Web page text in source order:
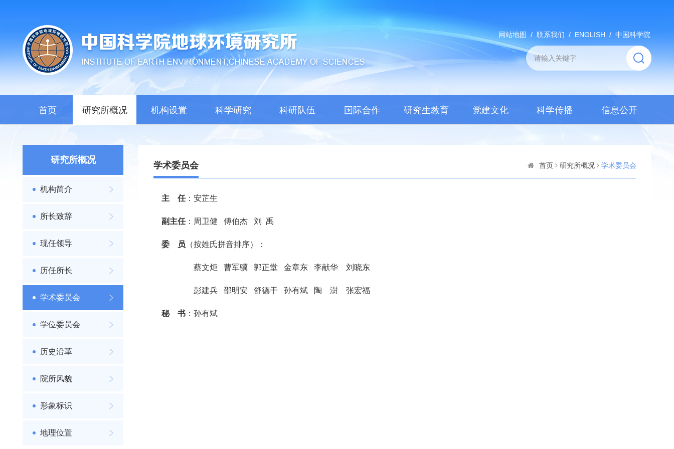
网站地图 / 联系我们 / ENGLISH / 中国科学院
首页 研究所概况 机构设置 科学研究 科研队伍 国际合作 研究生教育 党建文化 科学传播 信息公开
研究所概况
机构简介
所长致辞
现任领导
历任所长
学术委员会
学位委员会
历史沿革
院所风貌
形象标识
地理位置
学术委员会 首页 研究所概况 学术委员会
主任：安芷生
副主任：周卫健 傅伯杰 刘 禹
委 员 （按姓氏拼音排序）：
蔡文炬 曹军骥 郭正堂 金章东 李献华 刘晓东
彭建兵邵明安 舒德干 孙有斌 陶 澍 张宏福
秘 书 ：孙有斌